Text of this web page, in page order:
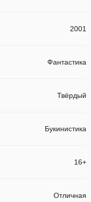
2001
Фантастика
Твёрдый
Букинистика
16+
Отличная